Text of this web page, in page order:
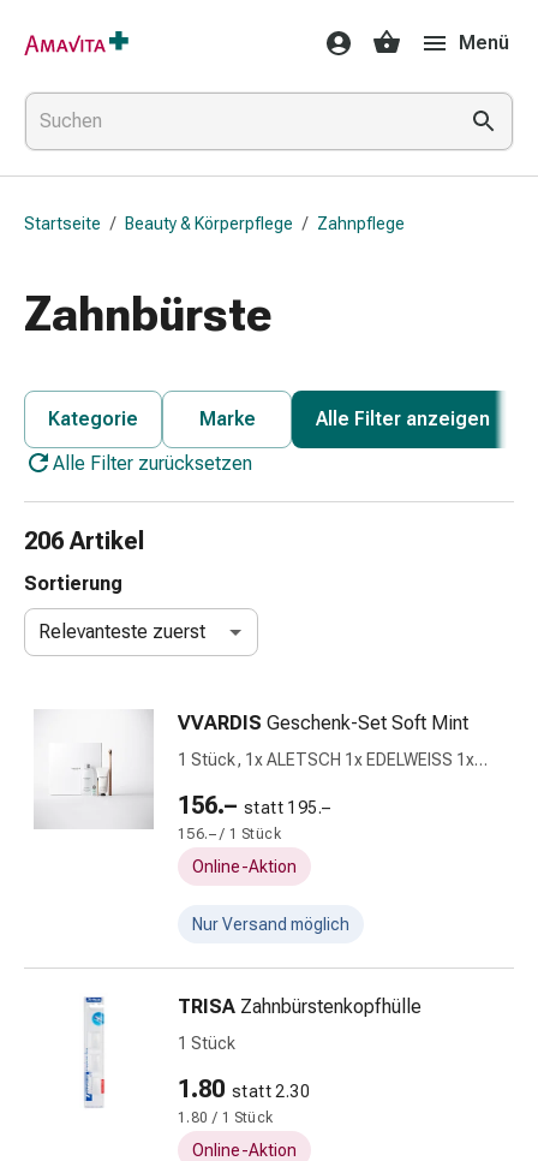
Medikamente
&
Behandlung
Hautverletzung
&
Wundheilung
Elastische
Fingerverband
Fixationspflaster
Pflaster
Pflasterbinde,
Tape
Netzverband
Verbandsmaterial
Sonnenbrand
Wechsel-
Wundauflage
Wundsalbe
desinfektion
Zugsalbe
Tupfer
Menü
Startseite / Beauty & Körperpflege / Zahnpflege
Zahnbürste
Kategorie Marke
Alle Filter anzeigen
Alle Filter zurücksetzen
206 Artikel
Sortierung
Relevanteste zuerst
VVARDIS Geschenk-Set Soft Mint
1 Stück, 1x ALETSCH 1x EDELWEISS 1x
156.– statt 195.–
156.– / 1 Stück
Online-Aktion
Nur Versand möglich
TRISA Zahnbürstenkopfhülle
1 Stück
1.80 statt 2.30
1.80 / 1 Stück
Online-Aktion